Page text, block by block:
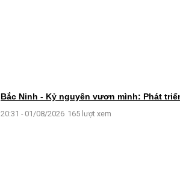
Bắc Ninh - Kỷ nguyên vươn mình: Phát
20:31 - 01/08/2026 165 lượt xem